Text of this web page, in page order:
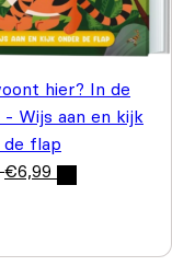
hier? In de
- Wijs aan en kijk
flap
€6,99